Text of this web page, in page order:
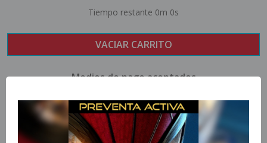
Tiempo restante 0m 0s
Medios de pago aceptados